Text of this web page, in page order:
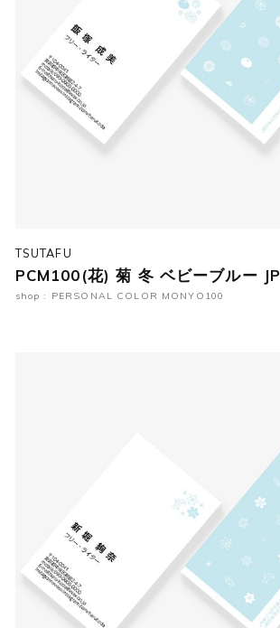
TSUTAFU
PCM100(花) 菊 冬 ベビーブルー JP
shop : PERSONAL COLOR MONYO100